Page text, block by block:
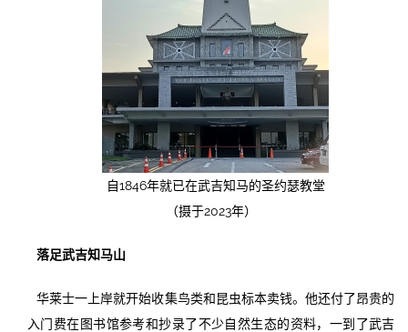
自1846年就已在武吉知马的圣约瑟教堂
（摄于2023年）
落足武吉知马山
华莱士一上岸就开始收集鸟类和昆虫标本卖钱。他还付了昂贵的
入门费在图书馆参考和抄录了不少自然生态的资料，一到了武吉